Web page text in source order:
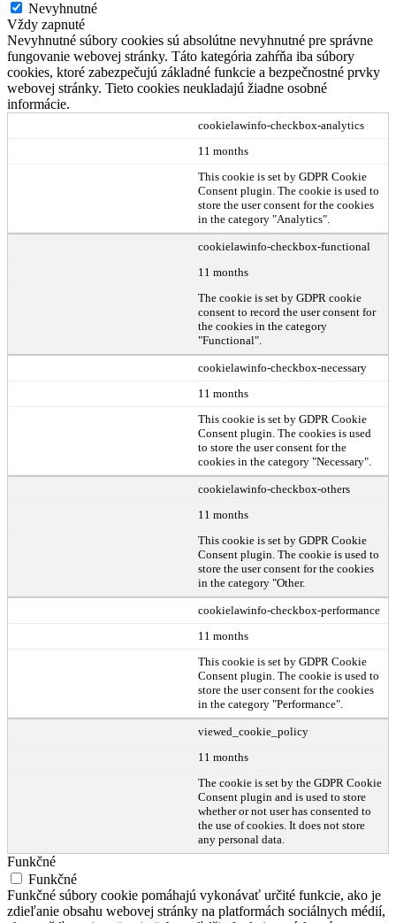
Nevyhnutné
Vždy zapnuté
Nevyhnutné súbory cookies sú absolútne nevyhnutné pre správne
fungovanie webovej stránky. Táto kategória zahŕňa iba súbory
cookies, ktoré zabezpečujú základné funkcie a bezpečnostné prvky
webovej stránky. Tieto cookies neukladajú žiadne osobné
informácie.
cookielawinfo-checkbox-analytics
11 months
This cookie is set by GDPR Cookie
Consent plugin. The cookie is used to
store the user consent for the cookies
in the category "Analytics".
cookielawinfo-checkbox-functional
11 months
The cookie is set by GDPR cookie
consent to record the user consent for
the cookies in the category
"Functional".
cookielawinfo-checkbox-necessary
11 months
This cookie is set by GDPR Cookie
Consent plugin. The cookies is used
to store the user consent for the
cookies in the category "Necessary".
cookielawinfo-checkbox-others
11 months
This cookie is set by GDPR Cookie
Consent plugin. The cookie is used to
store the user consent for the cookies
in the category "Other.
cookielawinfo-checkbox-performance
11 months
This cookie is set by GDPR Cookie
Consent plugin. The cookie is used to
store the user consent for the cookies
in the category "Performance".
viewed_cookie_policy
11 months
The cookie is set by the GDPR Cookie
Consent plugin and is used to store
whether or not user has consented to
the use of cookies. It does not store
any personal data.
Funkčné
Funkčné
Funkčné súbory cookie pomáhajú vykonávať určité funkcie, ako je
zdieľanie obsahu webovej stránky na platformách sociálnych médií,